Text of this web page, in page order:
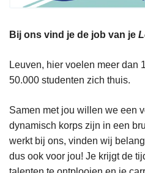
Bij ons vind je de job van je
Leuven, hier voelen meer dan
50.000 studenten zich thuis.
Samen met jou willen we een
dynamisch korps zijn in een
werkt bij ons, vinden wij
dus ook voor jou! Je krijgt de